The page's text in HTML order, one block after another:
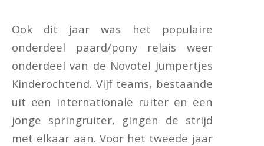
Ook dit jaar was het populaire
onderdeel paard/pony relais weer
onderdeel van de Novotel Jumpertjes
Kinderochtend. Vijf teams, bestaande
uit een internationale ruiter en een
jonge springruiter, gingen de strijd
met elkaar aan. Voor het tweede jaar